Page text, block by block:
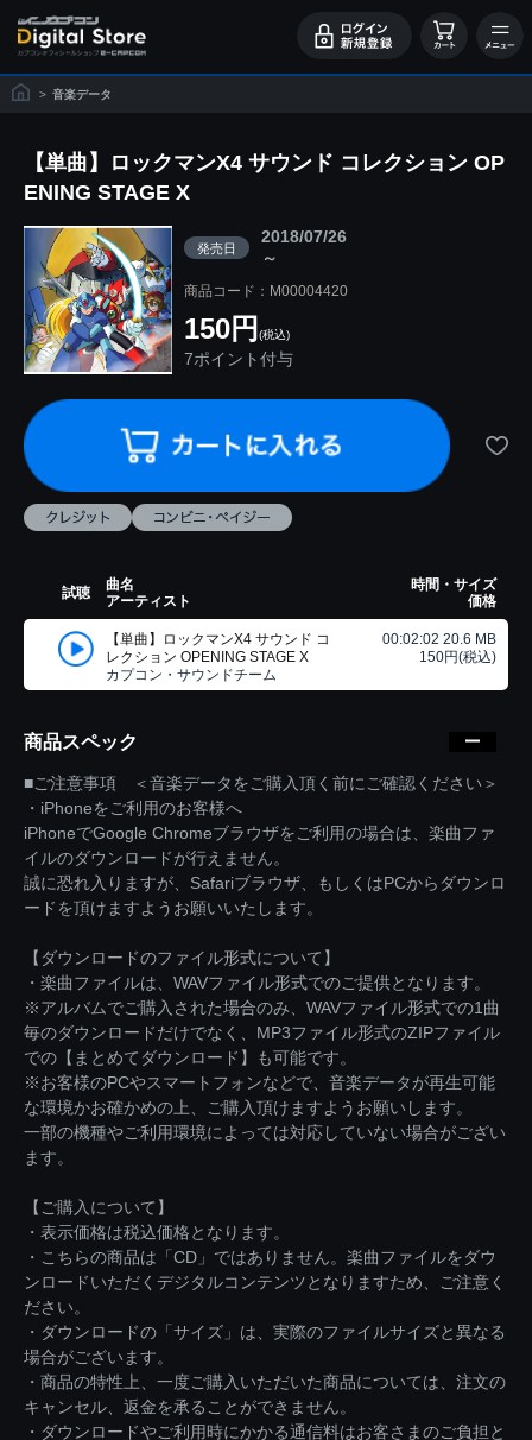
> 音楽データ
【単曲】ロックマンX4 サウンド コレクション OP
ENING STAGE X
発売日
2018/07/26
～
商品コード：M00004420
150円 (税込)
7ポイント付与
試聴
曲名
アーティスト
時間・サイズ
価格
【単曲】ロックマンX4 サウンド コ
レクション OPENING STAGE X
カプコン・サウンドチーム
00:02:02 20.6 MB
150円(税込)
商品スペック
■ご注意事項 ＜音楽データをご購入頂く前にご確認ください＞
・iPhoneをご利用のお客様へ
iPhoneでGoogle Chromeブラウザをご利用の場合は、楽曲ファ
イルのダウンロードが行えません。
誠に恐れ入りますが、Safariブラウザ、もしくはPCからダウンロ
ードを頂けますようお願いいたします。
【ダウンロードのファイル形式について】
・楽曲ファイルは、WAVファイル形式でのご提供となります。
※アルバムでご購入された場合のみ、WAVファイル形式での1曲
毎のダウンロードだけでなく、MP3ファイル形式のZIPファイル
での【まとめてダウンロード】も可能です。
※お客様のPCやスマートフォンなどで、音楽データが再生可能
な環境かお確かめの上、ご購入頂けますようお願いします。
一部の機種やご利用環境によっては対応していない場合がござい
ます。
【ご購入について】
・表示価格は税込価格となります。
・こちらの商品は「CD」ではありません。楽曲ファイルをダウ
ンロードいただくデジタルコンテンツとなりますため、ご注意く
ださい。
・ダウンロードの「サイズ」は、実際のファイルサイズと異なる
場合がございます。
・商品の特性上、一度ご購入いただいた商品については、注文の
キャンセル、返金を承ることができません。
・ダウンロードやご利用時にかかる通信料はお客さまのご負担と